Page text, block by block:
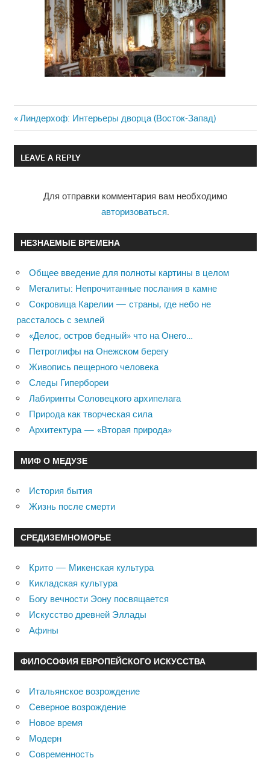
Навигация
по
Previous
Post:
Линдерхоф: Интерьеры дворца (Восток-Запад)
LEAVE A REPLY
Для отправки комментария вам необходимо
авторизоваться
НЕЗНАЕМЫЕ ВРЕМЕНА
Общее введение для полноты картины в целом
Мегалиты: Непрочитанные послания в камне
Сокровища Карелии — страны, где небо не
рассталось с землей
«Делос, остров бедный» что на Онего…
Петроглифы на Онежском берегу
Живопись пещерного человека
Следы Гипербореи
Лабиринты Соловецкого архипелага
Природа как творческая сила
Архитектура — «Вторая природа»
МИФ О МЕДУЗЕ
История бытия
Жизнь после смерти
СРЕДИЗЕМНОМОРЬЕ
Крито — Микенская культура
Кикладская культура
Богу вечности Эону посвящается
Искусство древней Эллады
Афины
ФИЛОСОФИЯ ЕВРОПЕЙСКОГО ИСКУССТВА
Итальянское возрождение
Северное возрождение
Новое время
Модерн
Современность